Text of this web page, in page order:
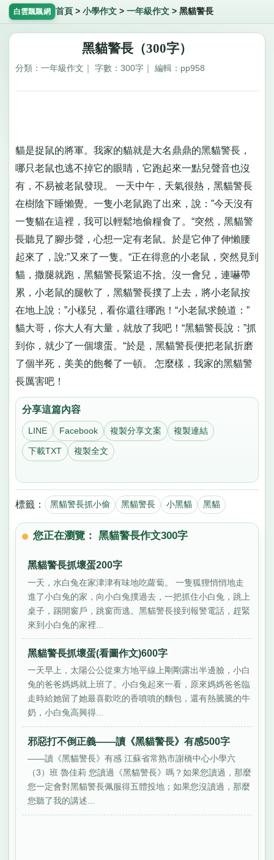
白雲飄飄網 首頁 > 小學作文> 一年級作文> 黑貓警長
黑貓警長（300字）
分類：一年級作文｜ 字數：300字｜ 編輯：pp958
貓是捉鼠的將軍。我家的貓就是大名鼎鼎的黑貓警長，
哪只老鼠也逃不掉它的眼睛，它跑起來一點兒聲音也沒
有，不易被老鼠發現。 一天中午，天氣很熱，黑貓警長
在樹陰下睡懶覺。一隻小老鼠跑了出來，說：”今天沒有
一隻貓在這裡，我可以輕鬆地偷糧食了。“突然，黑貓警
長聽見了腳步聲，心想一定有老鼠。於是它伸了伸懶腰
起來了，說:”又來了一隻。“正在得意的小老鼠，突然見到
貓，撒腿就跑，黑貓警長緊追不捨。沒一會兒，連嚇帶
累，小老鼠的腿軟了，黑貓警長撲了上去，將小老鼠按
在地上說：”小樣兒，看你還往哪跑！“小老鼠求饒道：”
貓大哥，你大人有大量，就放了我吧！“黑貓警長說：”抓
到你，就少了一個壞蛋。“於是，黑貓警長便把老鼠折磨
了個半死，美美的飽餐了一頓。 怎麼樣，我家的黑貓警
長厲害吧！
分享這篇內容
LINE Facebook 複製分享文案 複製連結
下載TXT 複製全文
標籤： 黑貓警長抓小偷 黑貓警長 小黑貓 黑貓
您正在瀏覽： 黑貓警長作文300字
黑貓警長抓壞蛋200字
一天，水白兔在家津津有味地吃蘿蔔。 一隻狐狸悄悄地走
進了小白兔的家，向小白兔撲過去，一把抓住小白兔，跳上
桌子，踢開窗戶，跳窗而逃。黑貓警長接到報警電話，趕緊
來到小白兔的家裡...
黑貓警長抓壞蛋(看圖作文)600字
一天早上，太陽公公從東方地平線上剛剛露出半邊臉，小白
兔的爸爸媽媽就上班了。小白兔起來一看，原來媽媽爸爸臨
走時給她留了她最喜歡吃的香噴噴的麵包，還有熱騰騰的牛
奶，小白兔高興得...
邪惡打不倒正義——讀《黑貓警長》有感500字
——讀《黑貓警長》有感 江蘇省常熟市謝橋中心小學六
（3）班 魯佳莉 您讀過《黑貓警長》嗎？如果您讀過，那麼
您一定會對黑貓警長佩服得五體投地；如果您沒讀過，那麼
您聽了我的講述...